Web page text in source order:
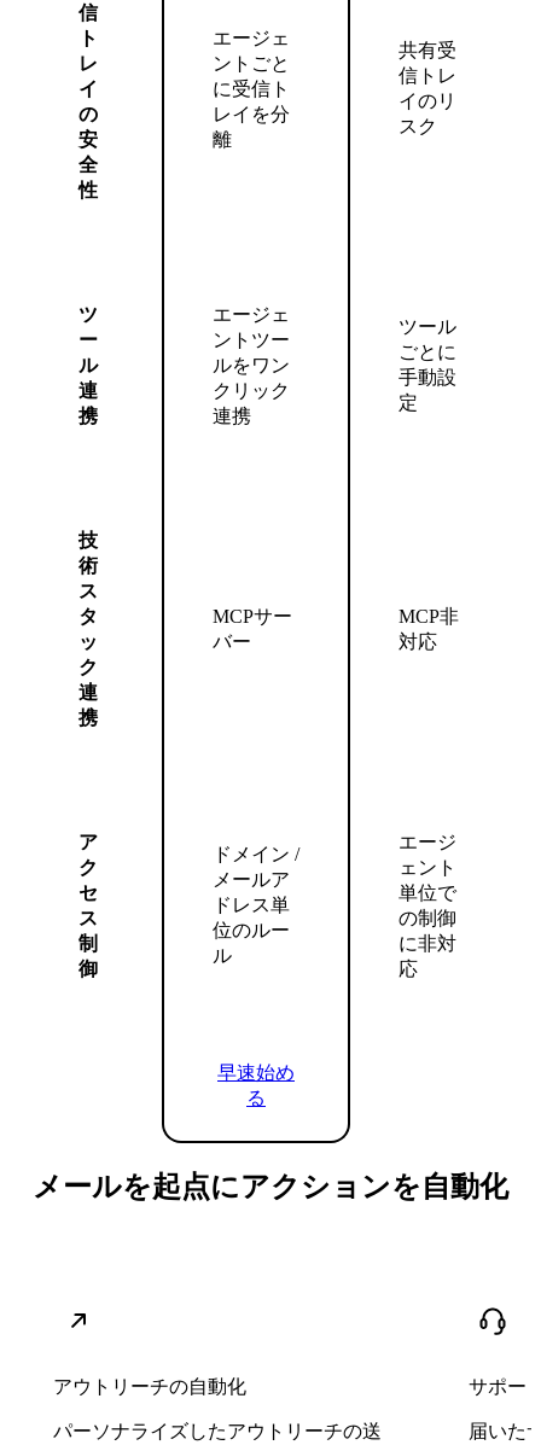
信
ト
レ
イ
の
安
全
性
エージェ
ントごと
に受信ト
レイを分
離
共有受
信トレ
イのリ
スク
ツ
ー
ル
連
携
エージェ
ントツー
ルをワン
クリック
連携
ツール
ごとに
手動設
定
技
術
ス
タ
ッ
ク
連
携
MCPサー
バー
MCP非
対応
ア
ク
セ
ス
制
御
ドメイン /
メールア
ドレス単
位のルー
ル
エージ
ェント
単位で
の制御
に非対
応
早速始め
る
メールを起点にアクションを自動化
アウトリーチの自動化
パーソナライズしたアウトリーチの送
サポー
届いた